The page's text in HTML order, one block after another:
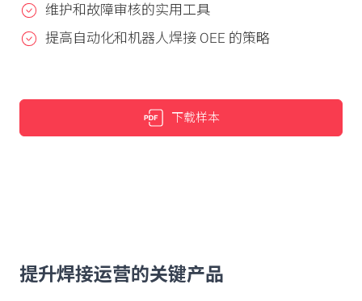
维护和故障审核的实用工具
提高自动化和机器人焊接 OEE 的策略
下载样本
提升焊接运营的关键产品